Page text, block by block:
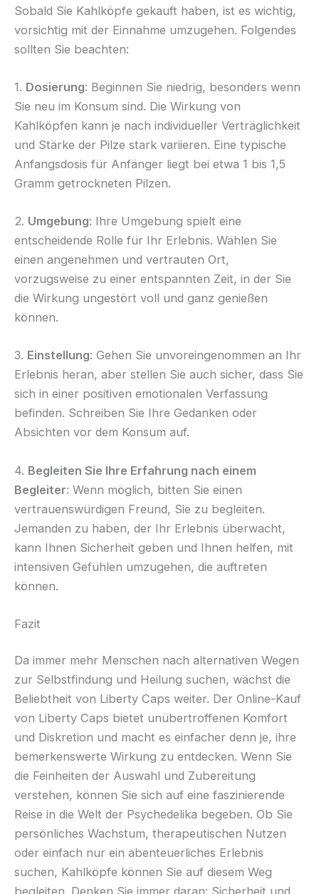
Sobald Sie Kahlköpfe gekauft haben, ist es wichtig,
vorsichtig mit der Einnahme umzugehen. Folgendes
sollten Sie beachten:
1. Dosierung: Beginnen Sie niedrig, besonders wenn
Sie neu im Konsum sind. Die Wirkung von
Kahlköpfen kann je nach individueller Verträglichkeit
und Stärke der Pilze stark variieren. Eine typische
Anfangsdosis für Anfänger liegt bei etwa 1 bis 1,5
Gramm getrockneten Pilzen.
2. Umgebung: Ihre Umgebung spielt eine
entscheidende Rolle für Ihr Erlebnis. Wählen Sie
einen angenehmen und vertrauten Ort,
vorzugsweise zu einer entspannten Zeit, in der Sie
die Wirkung ungestört voll und ganz genießen
können.
3. Einstellung: Gehen Sie unvoreingenommen an Ihr
Erlebnis heran, aber stellen Sie auch sicher, dass Sie
sich in einer positiven emotionalen Verfassung
befinden. Schreiben Sie Ihre Gedanken oder
Absichten vor dem Konsum auf.
4. Begleiten Sie Ihre Erfahrung nach einem
Begleiter: Wenn möglich, bitten Sie einen
vertrauenswürdigen Freund, Sie zu begleiten.
Jemanden zu haben, der Ihr Erlebnis überwacht,
kann Ihnen Sicherheit geben und Ihnen helfen, mit
intensiven Gefühlen umzugehen, die auftreten
können.
Fazit
Da immer mehr Menschen nach alternativen Wegen
zur Selbstfindung und Heilung suchen, wächst die
Beliebtheit von Liberty Caps weiter. Der Online-Kauf
von Liberty Caps bietet unübertroffenen Komfort
und Diskretion und macht es einfacher denn je, ihre
bemerkenswerte Wirkung zu entdecken. Wenn Sie
die Feinheiten der Auswahl und Zubereitung
verstehen, können Sie sich auf eine faszinierende
Reise in die Welt der Psychedelika begeben. Ob Sie
persönliches Wachstum, therapeutischen Nutzen
oder einfach nur ein abenteuerliches Erlebnis
suchen, Kahlköpfe können Sie auf diesem Weg